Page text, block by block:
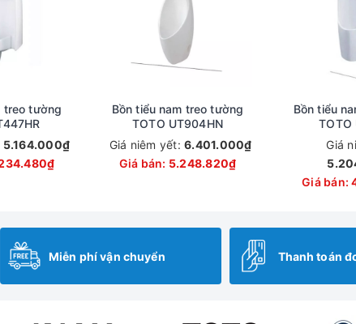
treo tường
5.164.000₫
Bồn tiểu nam treo tường
TOTO UT904HN
Giá niêm yết: 6.401.000₫
Giá bán: 5.248.820₫
Bồn tiểu
TOTO
Giá
Giá bán:
Miễn phí vận chuyển Thanh toán